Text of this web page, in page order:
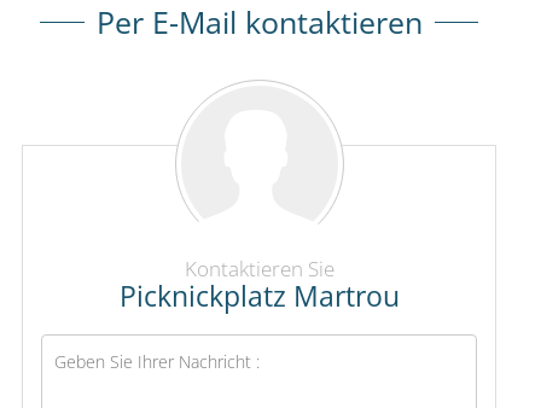
Per E-Mail kontaktieren
Kontaktieren Sie
Picknickplatz Martrou